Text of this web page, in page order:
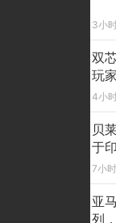
3小
双
玩
4小
贝
于
7小
亚
列